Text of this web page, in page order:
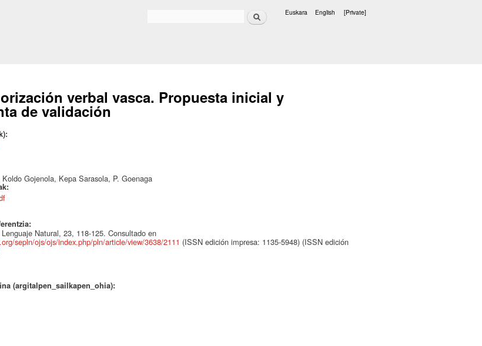
Search Euskara English [Private]
verbal vasca. Propuesta inicial y
de validación
Gojenola, Kepa Sarasola, P. Goenaga
Natural, 23, 118-125. Consultado en
sepln/ojs/ojs/index.php/pln/article/view/3638/2111 (ISSN edición impresa: 1135-5948) (ISSN edición
(argitalpen_sailkapen_ohia):